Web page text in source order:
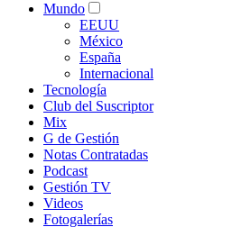
Mundo
EEUU
México
España
Internacional
Tecnología
Club del Suscriptor
Mix
G de Gestión
Notas Contratadas
Podcast
Gestión TV
Videos
Fotogalerías